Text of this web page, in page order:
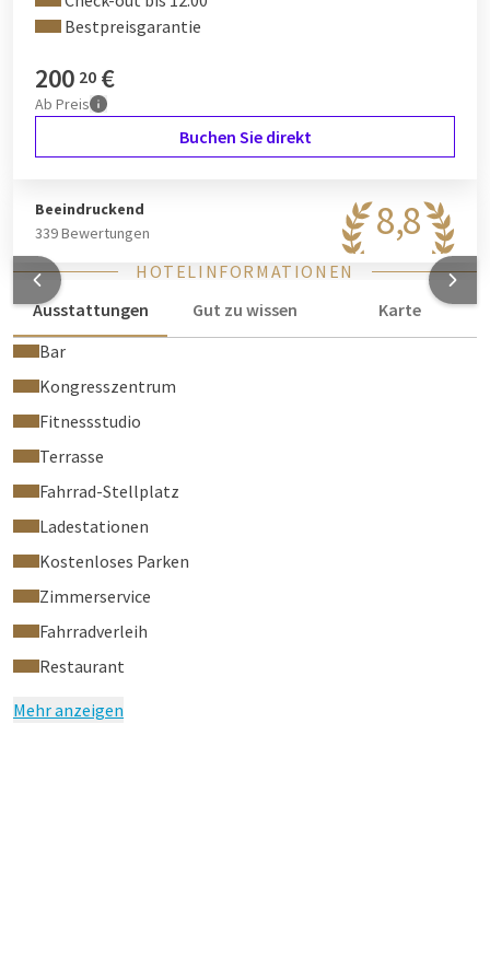
Bestpreisgarantie
200 20 €
Ab Preis
Buchen Sie direkt
8,8
Beeindruckend
339 Bewertungen
HOTELINFORMATIONEN
Ausstattungen
Gut zu wissen
Karte
Bar
Kongresszentrum
Fitnessstudio
Terrasse
Fahrrad-Stellplatz
Ladestationen
Kostenloses Parken
Zimmerservice
Fahrradverleih
Restaurant
Mehr anzeigen